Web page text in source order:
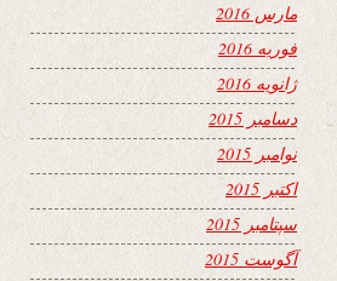
مارس 2016
فوریه 2016
ژانویه 2016
دسامبر 2015
نوامبر 2015
اکتبر 2015
سپتامبر 2015
آگوست 2015